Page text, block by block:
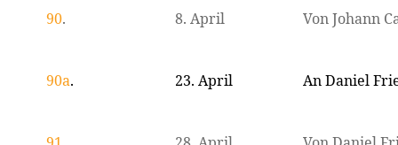
90. 8. April Von Johann
90a. 23. April An Daniel